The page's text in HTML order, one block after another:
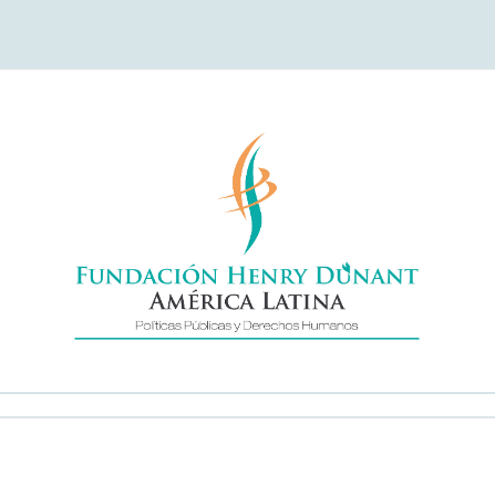
Henry
América Latina